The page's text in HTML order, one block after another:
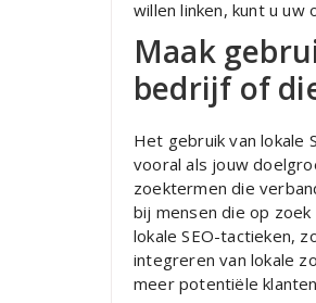
willen linken, kunt u
Maak
bedrijf of
Het gebruik van lokale
vooral als jouw
zoektermen die
bij mensen die op
lokale SEO-tactieken,
integreren van lokale
meer potentiële